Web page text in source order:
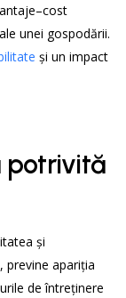
unei gospodării.
și un impact
potrivită
și
previne apariția
de întreținere